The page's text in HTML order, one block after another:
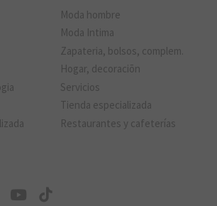
Moda hombre
Moda Intima
Zapateria, bolsos, complem.
Hogar, decoraciõn
Servicios
Tienda especializada
Restaurantes y cafeterías